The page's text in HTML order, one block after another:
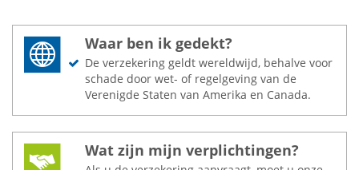
Waar ben ik gedekt?
De verzekering geldt wereldwijd, behalve voor
schade door wet- of regelgeving van de
Verenigde Staten van Amerika en Canada.
Wat zijn mijn verplichtingen?